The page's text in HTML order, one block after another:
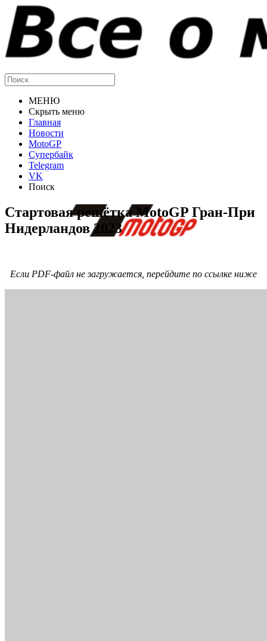
МЕНЮ
Скрыть меню
Главная
Новости
MotoGP
Супербайк
Telegram
VK
Поиск
Стартовая решётка MotoGP Гран-При
Нидерландов 2023
Если PDF-файл не загружается, перейдите по ссылке ниже